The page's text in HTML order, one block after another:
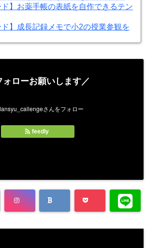
ド】お薬手帳の表紙を自作できるテン
ド】成長記録メモで小2の授業参観を
ォローお願いします／
feedly